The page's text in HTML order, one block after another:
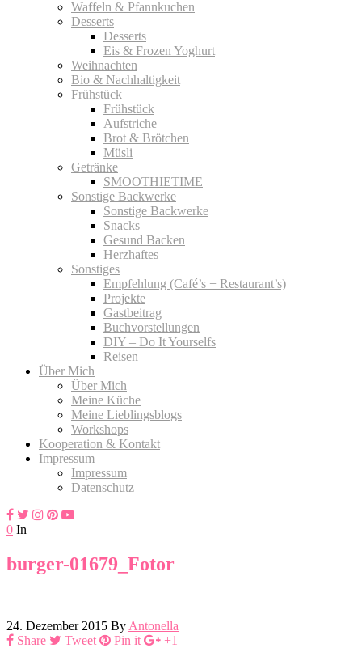
Waffeln & Pfannkuchen
Desserts
Desserts
Eis & Frozen Yoghurt
Weihnachten
Bio & Nachhaltigkeit
Frühstück
Frühstück
Aufstriche
Brot & Brötchen
Müsli
Getränke
SMOOTHIETIME
Sonstige Backwerke
Sonstige Backwerke
Snacks
Gesund Backen
Herzhaftes
Sonstiges
Empfehlung (Café’s + Restaurant’s)
Projekte
Gastbeitrag
Buchvorstellungen
DIY – Do It Yourselfs
Reisen
Über Mich
Über Mich
Meine Küche
Meine Lieblingsblogs
Workshops
Kooperation & Kontakt
Impressum
Impressum
Datenschutz
0 In
burger-01679_Fotor
24. Dezember 2015 By Antonella
Share
Tweet Pin it +1